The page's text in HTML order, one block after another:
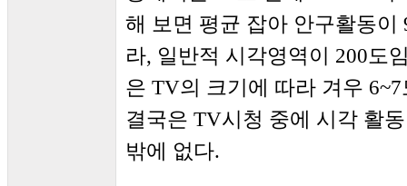
해 보면 평균 잡아 안구활동이
라, 일반적 시각영역이 200도
은 TV의 크기에 따라 겨우
결국은 TV시청 중에 시각 활
밖에 없다.